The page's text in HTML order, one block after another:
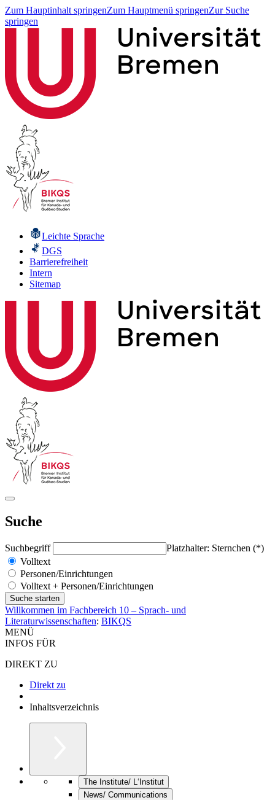
Zum Hauptinhalt springenZum Hauptmenü springenZur Suche
springen
Leichte Sprache
DGS
Barrierefreiheit
Intern
Sitemap
Suche
Suchbegriff
Platzhalter: Sternchen (*)
Volltext
Personen/Einrichtungen
Volltext + Personen/Einrichtungen
Willkommen im Fachbereich 10 – Sprach- und
Literaturwissenschaften: BIKQS
MENÜ
INFOS FÜR
DIREKT ZU
Direkt zu
Inhaltsverzeichnis
The Institute/ L‘Institut
News/ Communications